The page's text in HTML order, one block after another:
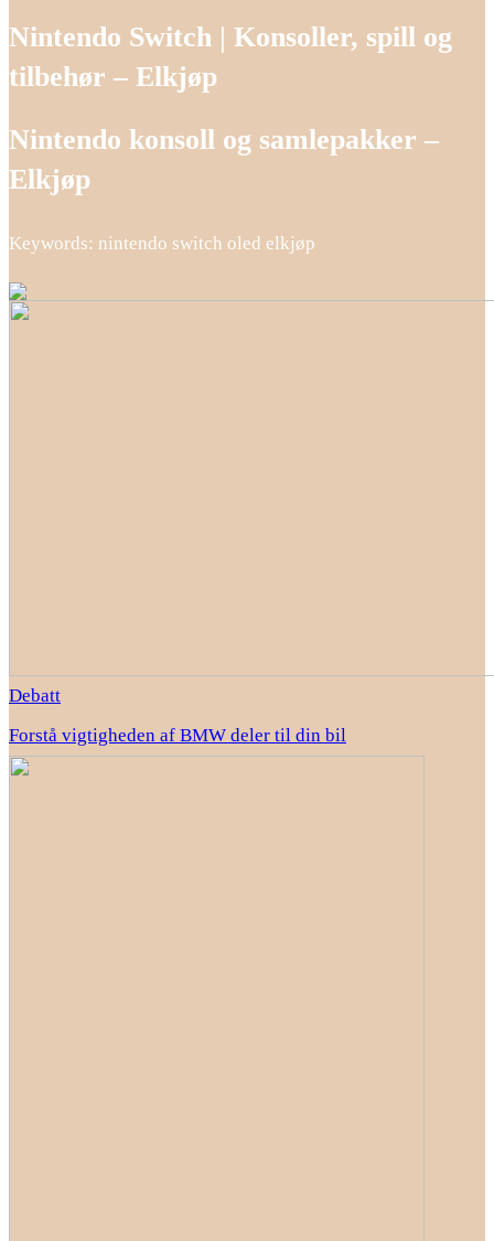
Nintendo Switch | Konsoller, spill og
tilbehør – Elkjøp
Nintendo konsoll og samlepakker –
Elkjøp
Keywords: nintendo switch oled elkjøp
Debatt
Forstå vigtigheden af BMW deler til din bil